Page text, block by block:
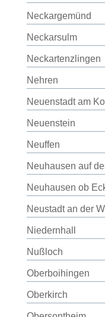
Neckargemünd
Neckarsulm
Neckartenzlingen
Nehren
Neuenstadt am
Neuenstein
Neuffen
Neuhausen auf
Neuhausen ob
Neustadt an der
Niedernhall
Nußloch
Oberboihingen
Oberkirch